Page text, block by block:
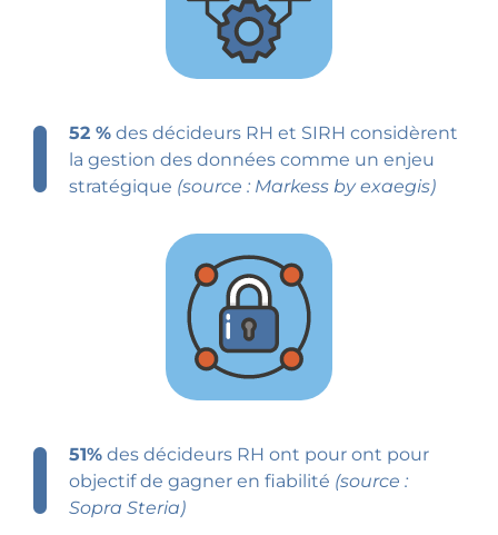
52 % des décideurs RH et SIRH considèrent
la gestion des données comme un enjeu
stratégique (source : Markess by exaegis)
51% des décideurs RH ont pour ont pour
objectif de gagner en fiabilité (source :
Sopra Steria)